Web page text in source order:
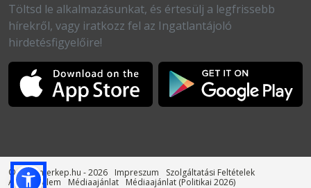
Töltsd le alkalmazásunkat, és értesülj a legfrissebb
hírekről, vagy iratkozz fel az Ingatlantájoló
hirdetésfigyelőire!
© otthonterkep.hu - 2026 Impreszum
Szolgáltatási Feltételek
Adatvédelem
Médiaajánlat
Médiaajánlat (Politikai 2026)